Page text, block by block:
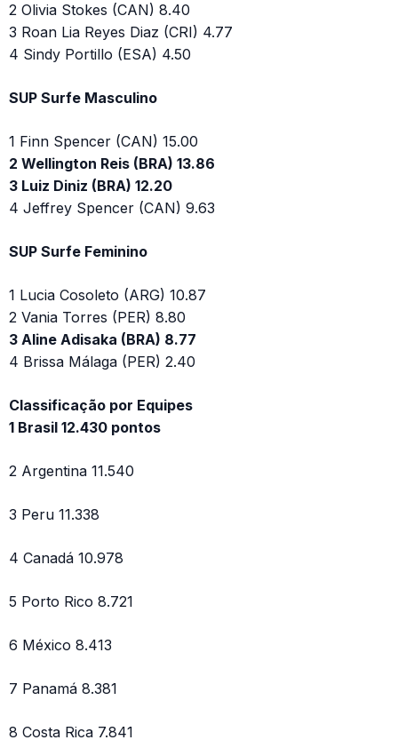
2 Olivia Stokes (CAN) 8.40
3 Roan Lia Reyes Diaz (CRI) 4.77
4 Sindy Portillo (ESA) 4.50
SUP Surfe Masculino
1 Finn Spencer (CAN) 15.00
2 Wellington Reis (BRA) 13.86
3 Luiz Diniz (BRA) 12.20
4 Jeffrey Spencer (CAN) 9.63
SUP Surfe Feminino
1 Lucia Cosoleto (ARG) 10.87
2 Vania Torres (PER) 8.80
3 Aline Adisaka (BRA) 8.77
4 Brissa Málaga (PER) 2.40
Classificação por Equipes
1 Brasil 12.430 pontos
2 Argentina 11.540
3 Peru 11.338
4 Canadá 10.978
5 Porto Rico 8.721
6 México 8.413
7 Panamá 8.381
8 Costa Rica 7.841